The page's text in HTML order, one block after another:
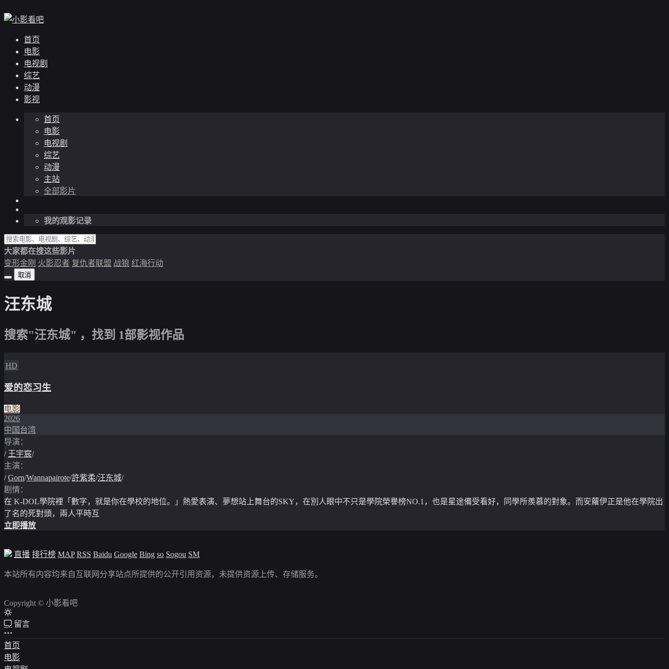
首页
电影
电视剧
综艺
动漫
影视
首页
电影
电视剧
综艺
动漫
主站
全部影片
我的观影记录
大家都在搜这些影片
变形金刚 火影忍者 复仇者联盟 战狼 红海行动
取消
汪东城
搜索"汪东城" ，找到 1部影视作品
HD
爱的恋习生
电影
2026
中国台湾
导演：
/ 王宇宸/
主演：
/ Gorn/Wannapairote/許紫柔/汪东城/
剧情：
在 K-DOL學院裡「數字，就是你在學校的地位。」熱愛表演、夢想站上舞台的SKY，在別人眼中不只是學院榮譽榜NO.1，也是星途備受看好，同學所羨慕的對象。而安蘿伊正是他在學院出
了名的死對頭，兩人平時互
立即播放
直播 排行榜 MAP RSS Baidu Google Bing so Sogou SM
本站所有内容均来自互联网分享站点所提供的公开引用资源，未提供资源上传、存储服务。
Copyright © 小影看吧
留言
首页
电影